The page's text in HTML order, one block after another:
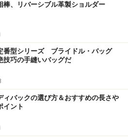
棒、リバーシブル革製ショルダー
番型シリーズ ブライドル・バッグ
技巧の手縫いバッグだ
ィバックの選び方＆おすすめの長さや
イント